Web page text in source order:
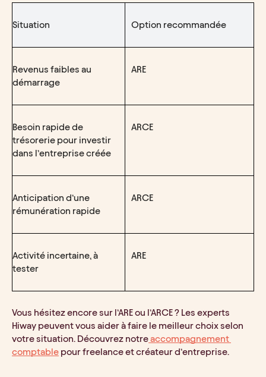
Situation Option recommandée
Revenus faibles au
démarrage
ARE
Besoin rapide de
trésorerie pour investir
dans l’entreprise créée
ARCE
Anticipation d’une
rémunération rapide
ARCE
Activité incertaine, à
tester
ARE
Vous hésitez encore sur l’ARE ou l’ARCE ? Les experts
Hiway peuvent vous aider à faire le meilleur choix selon
votre situation. Découvrez notre accompagnement
comptable pour freelance et créateur d’entreprise.